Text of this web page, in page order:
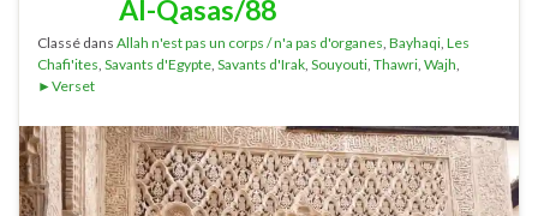
Al-Qasas/88
Classé dans Allah n'est pas un corps / n'a pas d'organes Bayhaqi Les
Chafi'ites Savants d'Egypte Savants d'Irak Souyouti Thawri Wajh
►Verset